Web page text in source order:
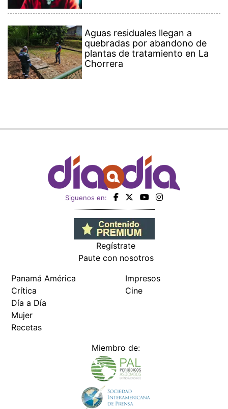
Aguas residuales llegan a
quebradas por abandono de
plantas de tratamiento en La
Chorrera
Siguenos en:
Regístrate
Paute con nosotros
Panamá América
Crítica
Día a Día
Mujer
Recetas
Impresos
Cine
Miembro de: